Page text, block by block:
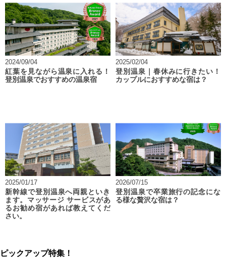
2024/09/04
紅葉を見ながら温泉に入れる！
登別温泉でおすすめの温泉宿
2025/02/04
登別温泉｜春休みに行きたい！
カップルにおすすめな宿は？
2025/01/17
新幹線で登別温泉へ両親といき
ます。マッサージ サービスがあ
るお勧め宿があれば教えてくだ
さい。
2026/07/15
登別温泉で卒業旅行の記念にな
る様な贅沢な宿は？
ピックアップ特集！